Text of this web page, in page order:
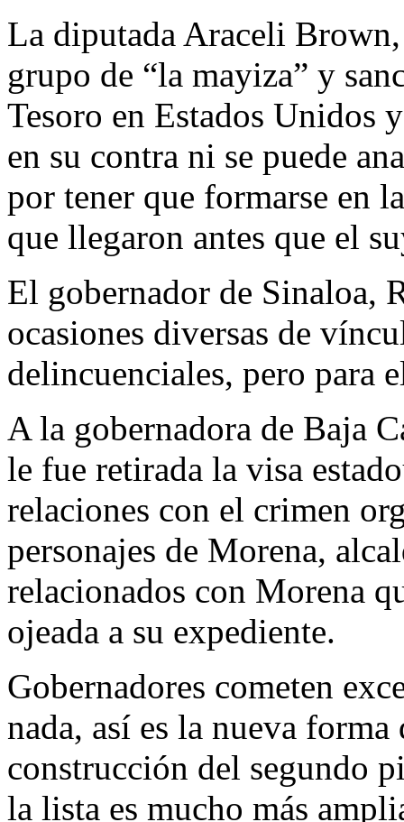
La diputada Araceli
grupo de “la mayiza” y
Tesoro en Estados Unidos
en su contra ni se puede
por tener que formarse en
que llegaron antes que el
El gobernador de Sinaloa,
ocasiones diversas de
delincuenciales, pero para
A la gobernadora de Baja
le fue retirada la visa
relaciones con el crimen
personajes de Morena,
relacionados con Morena
ojeada a su expediente.
Gobernadores cometen
nada, así es la nueva
construcción del segundo
la lista es mucho más